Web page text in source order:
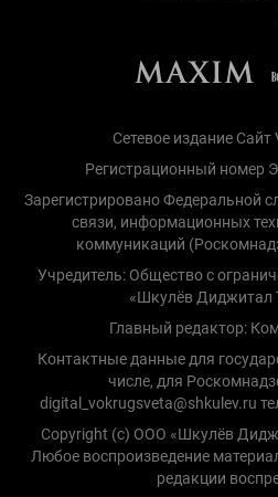
Сетевое издание Сайт
Регистрационный номер
Зарегистрировано Федеральной
связи, информационных
коммуникаций
Учредитель: Общество с
«Шкулёв Диджитал
Главный редактор:
Контактные данные для
числе, для
digital_vokrugsveta@shkulev.ru
Copyright (с) ООО «Шкулёв
Любое воспроизведение
редакции